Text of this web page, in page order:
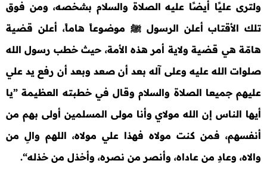
ولترى عليًا أيضًا عليه الصلاة والسلام بشخصه، ومن فوق
تلك الأقتاب أعلن الرسول ﷺ موضوعاً هاماً، أعلن قضية
هامّة هي قضية ولاية أمر هذه الأمة، حيث خطب رسول الله
صلوات الله عليه وعلى آله بعد أن صعد وبعد أن رفع يد علي
عليهم جميعا الصلاة والسلام وقال في خطبته العظيمة ”يا
أيها الناس إن الله مولاي وأنا مولى المسلمين أولى بهم من
أنفسهم، فمن كنت مولاه فهذا علي مولاه، اللهم والِ من
والاه، وعادِ من عاداه، وأنصر من نصره، وأخذل من خذله“.